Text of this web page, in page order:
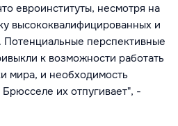
евроинституты, несмотря на
высококвалифицированных и
перспективные
к возможности работать
мира, и необходимость
их отпугивает", -